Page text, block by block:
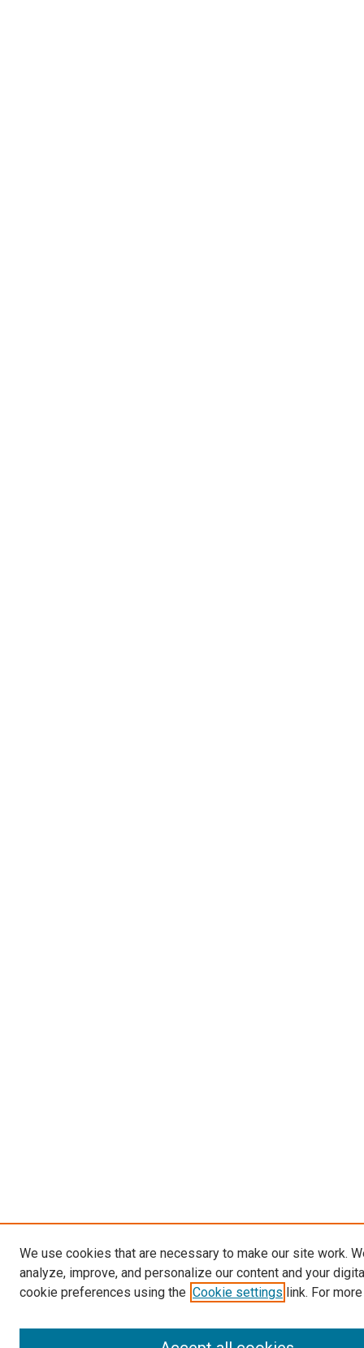
We use cookies that are necessary to make our site work.
analyze, improve, and personalize our content and your
cookie preferences using the Cookie settings link. For